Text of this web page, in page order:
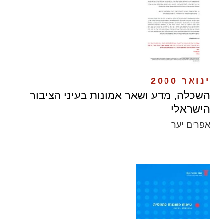
ינואר 2000
השכלה, מדע ושאר אמונות בעיני הציבור
הישראלי
אפרים יער